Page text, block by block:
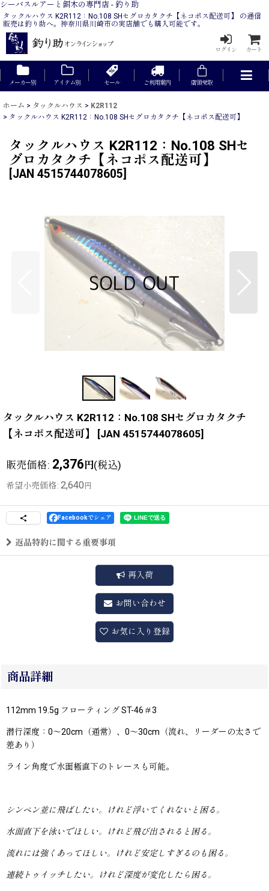
シーバスルアーと餌木の専門店 - 釣り助
タックルハウス K2R112：No.108 SHセグロカタクチ【ネコポス配送可】 の通信
販売は釣り助へ。神奈川県川崎市の実店舗でも購入可能です。
ログイン カート
メーカー別 アイテム別 セール ご利用案内 店頭受取
ホーム > タックルハウス > K2R112
> タックルハウス K2R112：No.108 SHセグロカタクチ【ネコポス配送可】
タックルハウス K2R112：No.108 SHセ
グロカタクチ【ネコポス配送可】
JAN 4515744078605
タックルハウス K2R112：No.108 SHセグロカタクチ
【ネコポス配送可】
[JAN 4515744078605]
販売価格: 2,376円(税込)
希望小売価格: 2,640 円
Facebookでシェア
返品特約に関する重要事項
再入荷
お問い合わせ
お気に入り登録
商品詳細
112mm 19.5g フローティング ST-46＃3
潜行深度：0〜20cm（通常）、0〜30cm（流れ、リーダーの太さで
差あり）
ライン角度で水面極直下のトレースも可能。
シンペン並に飛ばしたい。けれど浮いてくれないと困る。
水面直下を泳いでほしい。けれど飛び出されると困る。
流れには強くあってほしい。けれど安定しすぎるのも困る。
連続トゥイッチしたい。けれど深度が変化したら困る。